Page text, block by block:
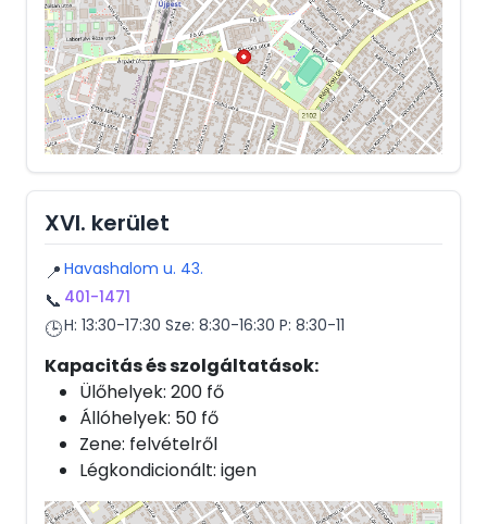
XVI. kerület
📍 Havashalom u. 43.
📞 401-1471
🕒H: 13:30-17:30 Sze: 8:30-16:30 P: 8:30-11
Kapacitás és szolgáltatások:
Ülőhelyek: 200 fő
Állóhelyek: 50 fő
Zene: felvételről
Légkondicionált: igen